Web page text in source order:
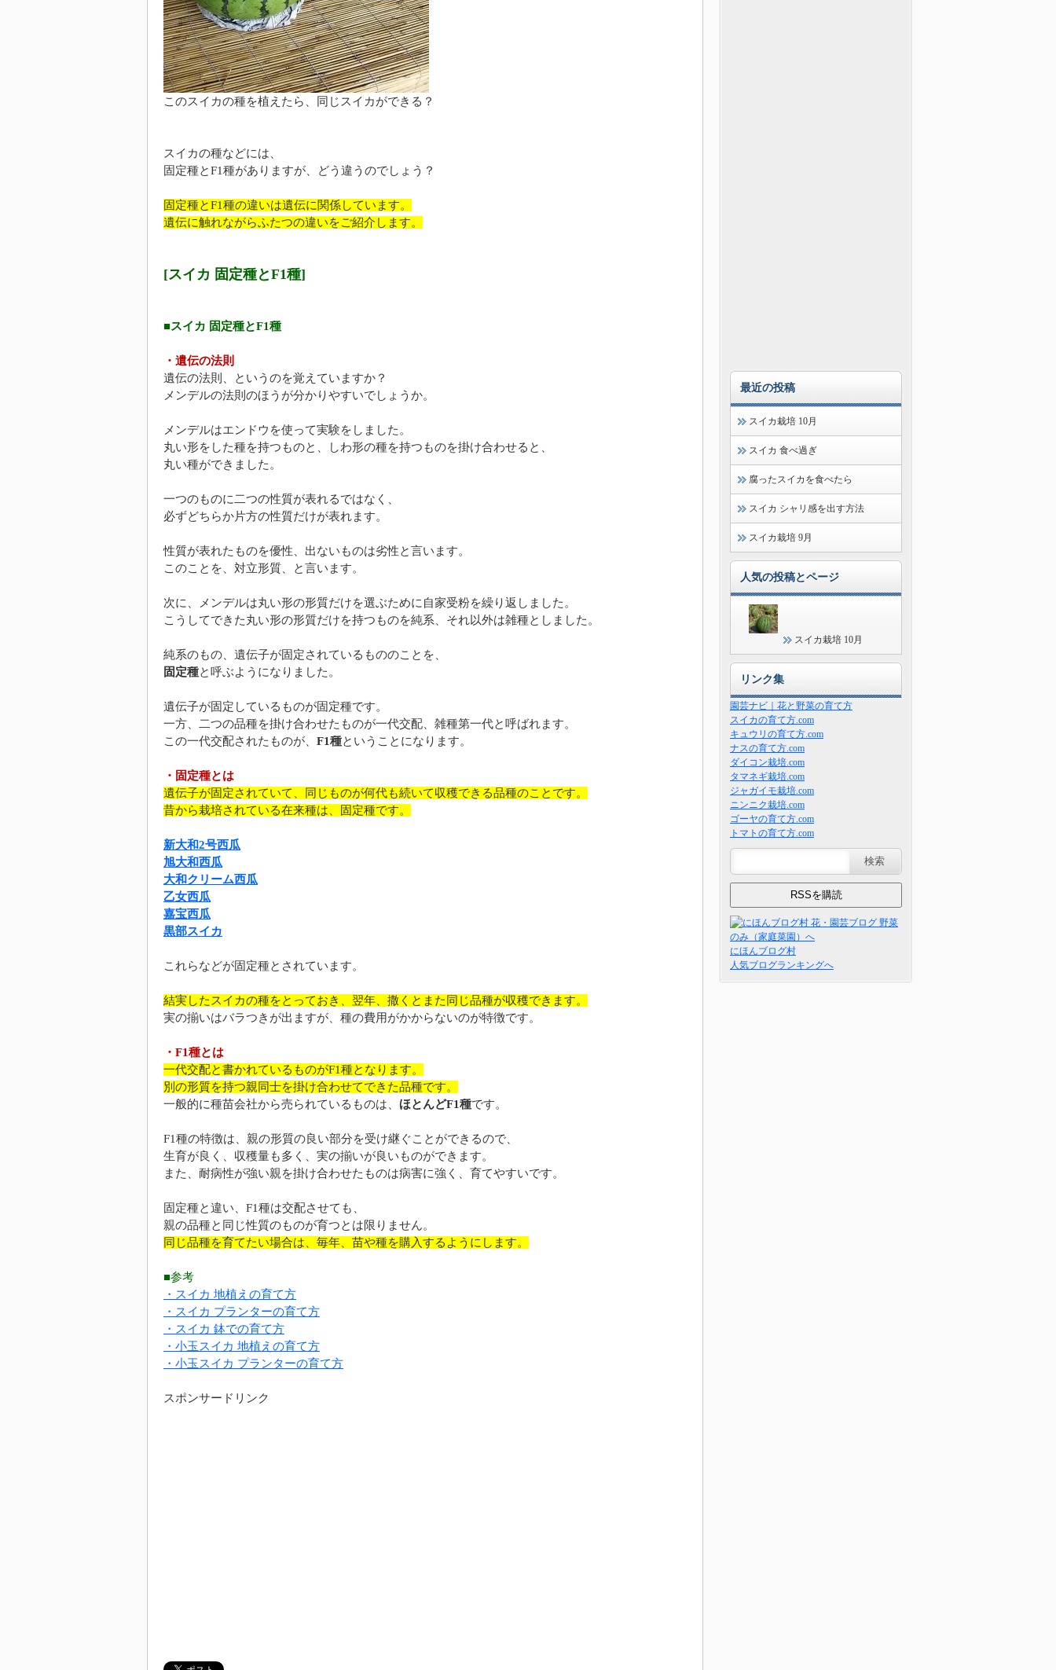
このスイカの種を植えたら、同じスイカができる？
スイカの種などには、
固定種とF1種がありますが、どう違うのでしょう？
固定種とF1種の違いは遺伝に関係しています。
遺伝に触れながらふたつの違いをご紹介します。
[スイカ 固定種とF1種]
■スイカ 固定種とF1種
・遺伝の法則
遺伝の法則、というのを覚えていますか？
メンデルの法則のほうが分かりやすいでしょうか。
メンデルはエンドウを使って実験をしました。
丸い形をした種を持つものと、しわ形の種を持つものを掛け合わせると、
丸い種ができました。
一つのものに二つの性質が表れるではなく、
必ずどちらか片方の性質だけが表れます。
性質が表れたものを優性、出ないものは劣性と言います。
このことを、対立形質、と言います。
次に、メンデルは丸い形の形質だけを選ぶために自家受粉を繰り返しました。
こうしてできた丸い形の形質だけを持つものを純系、それ以外は雑種としました。
純系のもの、遺伝子が固定されているもののことを、
固定種と呼ぶようになりました。
遺伝子が固定しているものが固定種です。
一方、二つの品種を掛け合わせたものが一代交配、雑種第一代と呼ばれます。
この一代交配されたものが、 F1種ということになります。
・固定種とは
遺伝子が固定されていて、同じものが何代も続いて収穫できる品種のことです。
昔から栽培されている在来種は、固定種です。
新大和2号西瓜
旭大和西瓜
大和クリーム西瓜
乙女西瓜
嘉宝西瓜
黒部スイカ
これらなどが固定種とされています。
結実したスイカの種をとっておき、翌年、撒くとまた同じ品種が収穫できます。
実の揃いはバラつきが出ますが、種の費用がかからないのが特徴です。
・F1種とは
一代交配と書かれているものがF1種となります。
別の形質を持つ親同士を掛け合わせてできた品種です。
一般的に種苗会社から売られているものは、 ほとんどF1種です。
F1種の特徴は、親の形質の良い部分を受け継ぐことができるので、
生育が良く、収穫量も多く、実の揃いが良いものができます。
また、耐病性が強い親を掛け合わせたものは病害に強く、育てやすいです。
固定種と違い、F1種は交配させても、
親の品種と同じ性質のものが育つとは限りません。
同じ品種を育てたい場合は、毎年、苗や種を購入するようにします。
■参考
・スイカ 地植えの育て方
・スイカ プランターの育て方
・スイカ 鉢での育て方
・小玉スイカ 地植えの育て方
・小玉スイカ プランターの育て方
スポンサードリンク
最近の投稿
スイカ栽培 10月
スイカ 食べ過ぎ
腐ったスイカを食べたら
スイカ シャリ感を出す方法
スイカ栽培 9月
人気の投稿とページ
スイカ栽培 10月
リンク集
園芸ナビ｜花と野菜の育て方
スイカの育て方.com
キュウリの育て方.com
ナスの育て方.com
ダイコン栽培.com
タマネギ栽培.com
ジャガイモ栽培.com
ニンニク栽培.com
ゴーヤの育て方.com
トマトの育て方.com
にほんブログ村
人気ブログランキングへ